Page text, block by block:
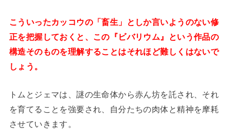
こういったカッコウの「畜生」としか言いようのない修
正を把握しておくと、この『ビバリウム』という作品の
構造そのものを理解することはそれほど難しくはないで
しょう。
トムとジェマは、謎の生命体から赤ん坊を託され、それ
を育てることを強要され、自分たちの肉体と精神を摩耗
させていきます。